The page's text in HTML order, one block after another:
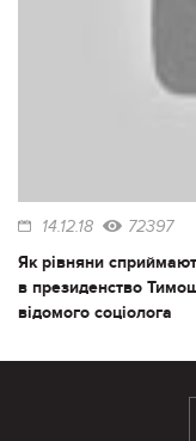
14.12.18 72397
Як рівняни
в президенство
відомого соціолога